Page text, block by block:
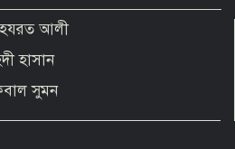
উদ্যোগে সেরা রক্তদাতাদের
প্রদান
সঙ্গে বিয়ে নয়, হয়তো স্বপ্নের বাসর
শাবনূর
আলী
হাসান
সুমন